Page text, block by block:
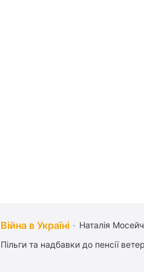
Війна в Україні Наталія
Пільги та надбавки до пенсії